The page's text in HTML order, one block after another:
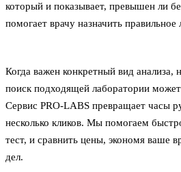
который и показывает, превышен ли
помогает врачу назначить правильное
Когда важен конкретный вид анализа,
поиск подходящей лаборатории
Сервис PRO-LABS превращает часы
несколько кликов. Мы помогаем
тест, и сравнить цены, экономя ваше
дел.